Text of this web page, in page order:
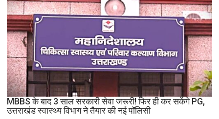
नया
विवाद,
के
नाबालिग
का
दावा;
CWC
ने
जारी
MBBS के बाद 3 साल सरकारी सेवा जरूरी! फिर ही कर सकेंगे PG,
उत्तराखंड स्वास्थ्य विभाग ने तैयार की नई पॉलिसी